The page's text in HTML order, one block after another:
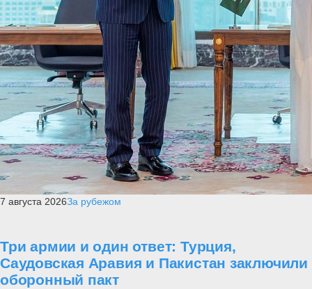
7 августа 2026За рубежом
Три армии и один ответ: Турция,
Саудовская Аравия и Пакистан заключили
оборонный пакт